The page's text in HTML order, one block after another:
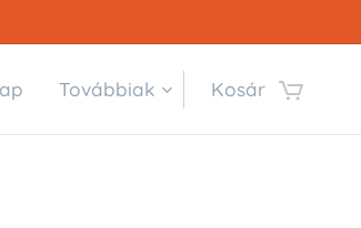
Továbbiak Kosár